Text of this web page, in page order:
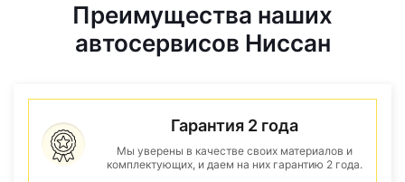
Преимущества наших
автосервисов Ниссан
Гарантия 2 года
Мы уверены в качестве своих материалов и
комплектующих, и даем на них гарантию 2 года.